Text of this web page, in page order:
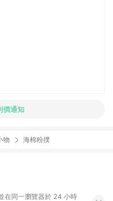
價通知
物 海棉粉撲
在同一瀏覽器於 24 小時